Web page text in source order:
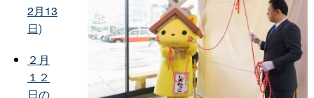
2月13
日)
２月
１２
日の